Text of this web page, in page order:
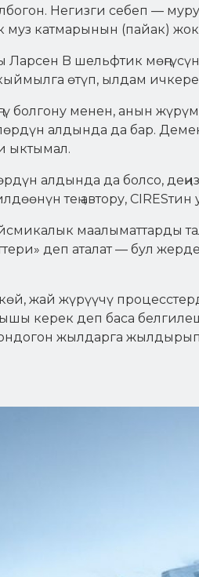
Негизги себеп —
муз катмарынын (пайак)
B шельфтик
өтүп, ылдам ичкере
болгону менен, анын
алдында да бар.
ыктымал.
алдында да болсо,
тең автору,
маалыматтарды
деп аталат — бул
жай жүрүүчү
керек деп баса
жылдарга